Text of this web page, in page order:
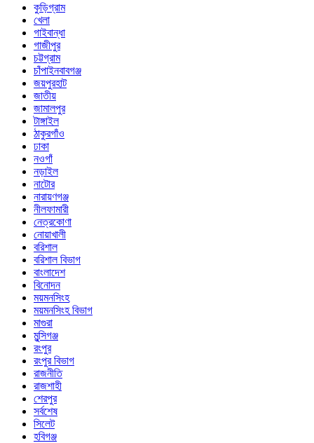
কুড়িগ্রাম
খেলা
গাইবান্ধা
গাজীপুর
চট্টগ্রাম
চাঁপাইনবাবগঞ্জ
জয়পুরহাট
জাতীয়
জামালপুর
টাঙ্গাইল
ঠাকুরগাঁও
ঢাকা
নওগাঁ
নড়াইল
নাটোর
নারায়ণগঞ্জ
নীলফামারী
নেত্রকোণা
নোয়াখালী
বরিশাল
বরিশাল বিভাগ
বাংলাদেশ
বিনোদন
ময়মনসিংহ
ময়মনসিংহ বিভাগ
মাগুরা
মুন্সিগঞ্জ
রংপুর
রংপুর বিভাগ
রাজনীতি
রাজশাহী
শেরপুর
সর্বশেষ
সিলেট
হবিগঞ্জ